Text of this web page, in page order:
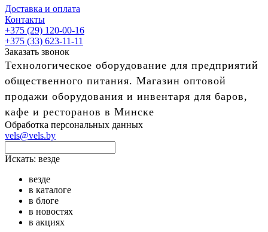
Доставка и оплата
Контакты
+375 (29) 120-00-16
+375 (33) 623-11-11
Заказать звонок
Технологическое оборудование для предприятий
общественного питания. Магазин оптовой
продажи оборудования и инвентаря для баров,
кафе и ресторанов в Минске
Обработка персональных данных
vels@vels.by
Искать: везде
везде
в каталоге
в блоге
в новостях
в акциях